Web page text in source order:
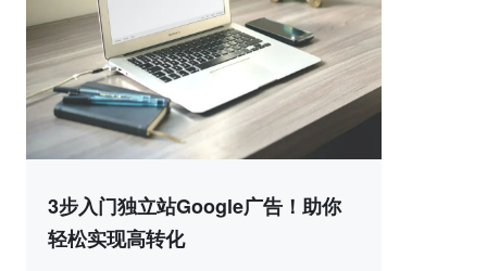
3步入门独立站Google广告！助你
轻松实现高转化